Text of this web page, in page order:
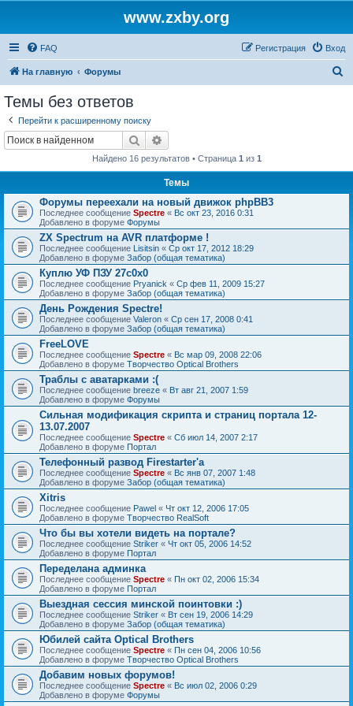
www.zxby.org
FAQ Вход
Регистрация
На главную Форумы
Темы без ответов
Перейти к расширенному поиску
Поиск
Найдено 16 результатов • Страница 1 из 1
Темы
Форумы переехали на новый движок phpBB3
Последнее сообщение Spectre « Вс окт 23, 2016 0:31
Добавлено в форуме Форумы
ZX Spectrum на AVR платформе !
Последнее сообщение Lisitsin « Ср окт 17, 2012 18:29
Добавлено в форуме Забор (общая тематика)
Куплю УФ ПЗУ 27с0х0
Последнее сообщение Pryanick « Ср фев 11, 2009 15:27
Добавлено в форуме Забор (общая тематика)
День Рождения Spectre!
Последнее сообщение Valeron « Ср сен 17, 2008 0:41
Добавлено в форуме Забор (общая тематика)
FreeLOVE
Последнее сообщение Spectre « Вс мар 09, 2008 22:06
Добавлено в форуме Творчество Optical Brothers
Траблы с аватарками :(
Последнее сообщение breeze « Вт авг 21, 2007 1:59
Добавлено в форуме Форумы
Сильная модификация скрипта и страниц портала 12-
13.07.2007
Последнее сообщение Spectre « Сб июл 14, 2007 2:17
Добавлено в форуме Портал
Телефонный развод Firestarter'а
Последнее сообщение Spectre « Вс янв 07, 2007 1:48
Добавлено в форуме Забор (общая тематика)
Xitris
Последнее сообщение Pawel « Чт окт 12, 2006 17:05
Добавлено в форуме Творчество RealSoft
Что бы вы хотели видеть на портале?
Последнее сообщение Striker « Чт окт 05, 2006 14:52
Добавлено в форуме Портал
Переделана админка
Последнее сообщение Spectre « Пн окт 02, 2006 15:34
Добавлено в форуме Портал
Выездная сессия минской поинтовки :)
Последнее сообщение Striker « Вт сен 19, 2006 14:29
Добавлено в форуме Забор (общая тематика)
Юбилей сайта Optical Brothers
Последнее сообщение Spectre « Пн сен 04, 2006 10:56
Добавлено в форуме Творчество Optical Brothers
Добавим новых форумов!
Последнее сообщение Spectre « Вс июл 02, 2006 0:29
Добавлено в форуме Форумы